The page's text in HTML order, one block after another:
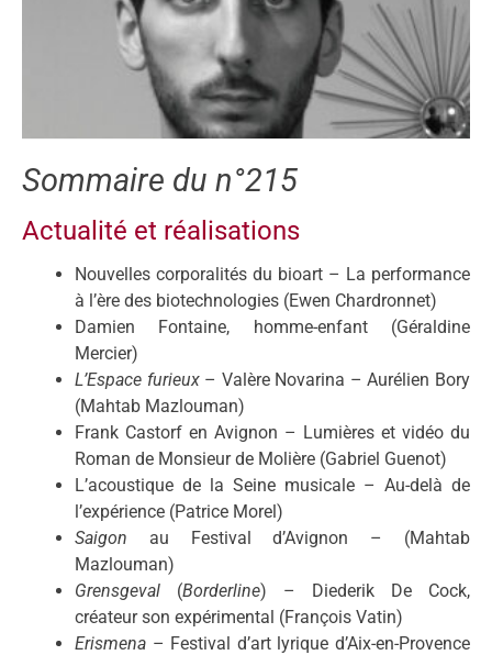
Sommaire du n°215
Actualité et réalisations
Nouvelles corporalités du bioart – La performance
à l’ère des biotechnologies (Ewen Chardronnet)
Damien Fontaine, homme-enfant (Géraldine
Mercier)
L’Espace furieux– Valère Novarina – Aurélien Bory
(Mahtab Mazlouman)
Frank Castorf en Avignon – Lumières et vidéo du
Roman de Monsieur de Molière (Gabriel Guenot)
L’acoustique de la Seine musicale – Au-delà de
l’expérience (Patrice Morel)
Saigon au Festival d’Avignon – (Mahtab
Mazlouman)
Grensgeval (Borderline) – Diederik De Cock,
créateur son expérimental (François Vatin)
Erismena – Festival d’art lyrique d’Aix-en-Provence